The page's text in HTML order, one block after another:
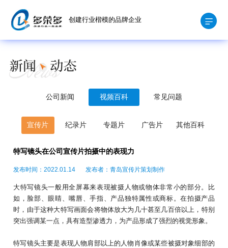
创建行业楷模的品牌企业
公司新闻 视频百科 常见问题
宣传片 纪录片 专题片 广告片 其他百科
特写镜头在公司宣传片拍摄中的表现力
发布时间：2022.01.14 发布者：青岛宣传片策划制作
大特写镜头一般用全屏幕来表现被摄人物或物体非常小的部分。比
如，脸部、眼睛、嘴唇、手指、产品独特属性或商标。在拍摄产品
时，由于这种大特写画面会将物体放大为几十甚至几百倍以上，特别
突出强调某一点，具有造型渗透力，为产品形成了强烈的视觉形象。
特写镜头主要是表现人物肩部以上的人物肖像或某些被摄对象细部的